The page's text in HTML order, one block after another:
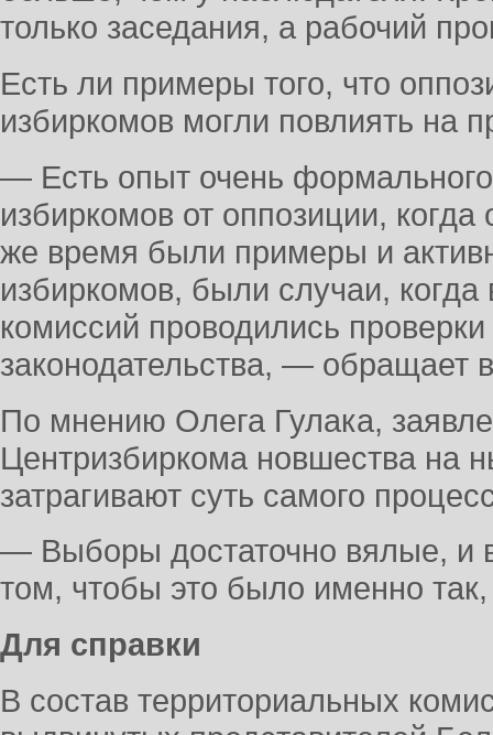
только заседания, а рабочий
Есть ли примеры того, что
избиркомов могли повлиять на
— Есть опыт очень формального
избиркомов от оппозиции,
же время были примеры и
избиркомов, были случаи,
комиссий проводились
законодательства, — обращает
По мнению Олега Гулака,
Центризбиркома новшества на
затрагивают суть самого
— Выборы достаточно вялые, и
том, чтобы это было именно
Для справки
В состав территориальных